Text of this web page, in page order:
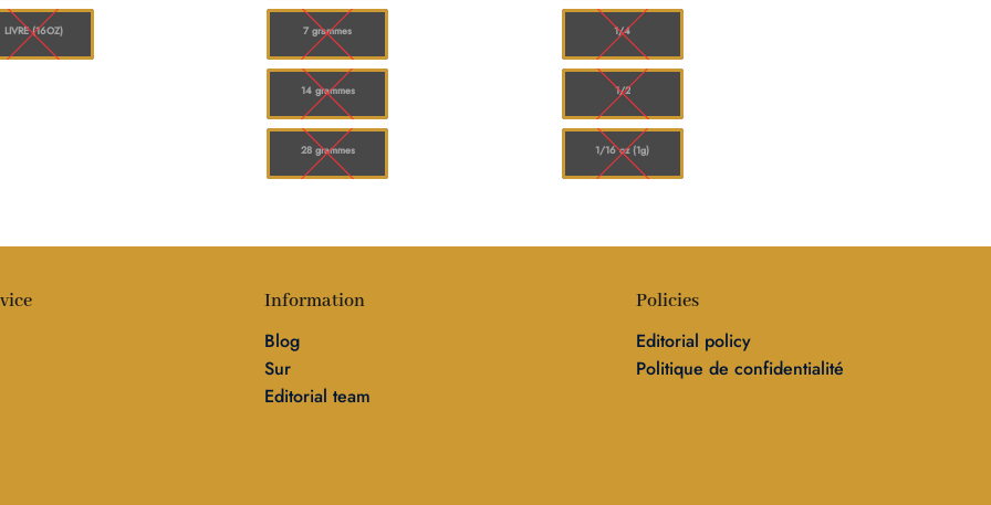
LIVRE (16OZ) 7 grammes
14 grammes
28 grammes
1/4
1/2
1/16 oz (1g)
Information
Blog
Sur
Editorial team
Policies
Editorial policy
Politique de confidentialité